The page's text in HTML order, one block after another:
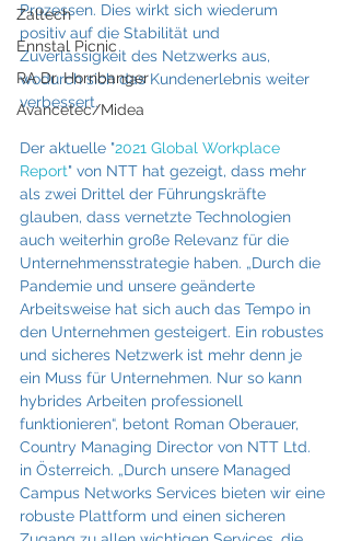
Zaltech
Ennstal Picnic
RA Dr. Hornbanger
Avancetec/Midea
Prozessen. Dies wirkt sich wiederum
positiv auf die Stabilität und
Zuverlässigkeit des Netzwerks aus,
wodurch sich das Kundenerlebnis weiter
verbessert.
Der aktuelle "2021 Global Workplace
Report" von NTT hat gezeigt, dass mehr
als zwei Drittel der Führungskräfte
glauben, dass vernetzte Technologien
auch weiterhin große Relevanz für die
Unternehmensstrategie haben. „Durch die
Pandemie und unsere geänderte
Arbeitsweise hat sich auch das Tempo in
den Unternehmen gesteigert. Ein robustes
und sicheres Netzwerk ist mehr denn je
ein Muss für Unternehmen. Nur so kann
hybrides Arbeiten professionell
funktionieren“, betont Roman Oberauer,
Country Managing Director von NTT Ltd.
in Österreich. „Durch unsere Managed
Campus Networks Services bieten wir eine
robuste Plattform und einen sicheren